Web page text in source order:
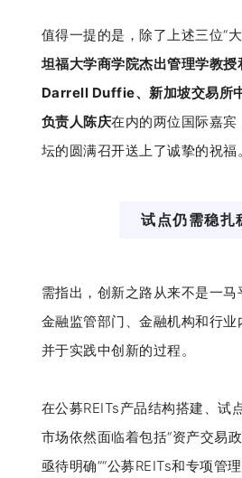
值得一提的是，除了上述三位“
坦福大学商学院杰出管理学教授
Darrell Duffie、新加坡交易所
负责人陈庆在内的两位国际嘉
坛的圆满召开送上了诚挚的祝福。
试点仍需稳扎
需指出，创新之路从来不是一马
金融监管部门、金融机构和行业
并于实践中创新的过程。
在公募REITs产品结构搭建、试
市场依然面临着包括“资产交易
亟待明确”“公募REITs和专项管